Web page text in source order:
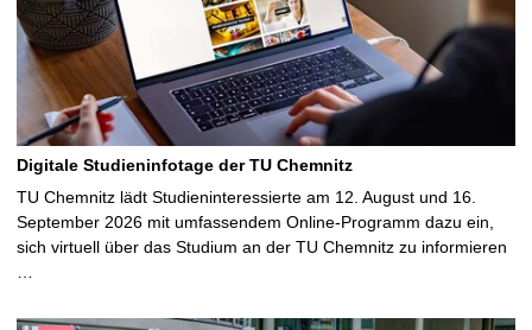
Digitale Studieninfotage der TU Chemnitz
TU Chemnitz lädt Studieninteressierte am 12. August und 16.
September 2026 mit umfassendem Online-Programm dazu ein,
sich virtuell über das Studium an der TU Chemnitz zu informieren